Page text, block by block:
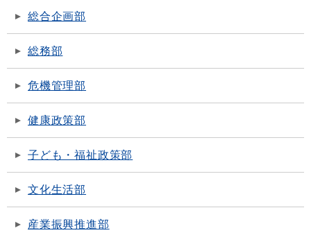
総合企画部
総務部
危機管理部
健康政策部
子ども・福祉政策部
文化生活部
産業振興推進部